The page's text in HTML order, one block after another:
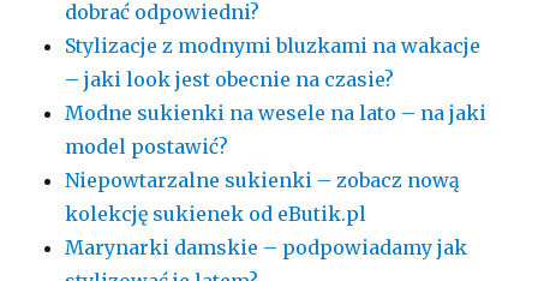
dobrać odpowiedni?
Stylizacje z modnymi bluzkami na wakacje
– jaki look jest obecnie na czasie?
Modne sukienki na wesele na lato – na jaki
model postawić?
Niepowtarzalne sukienki – zobacz nową
kolekcję sukienek od eButik.pl
Marynarki damskie – podpowiadamy jak